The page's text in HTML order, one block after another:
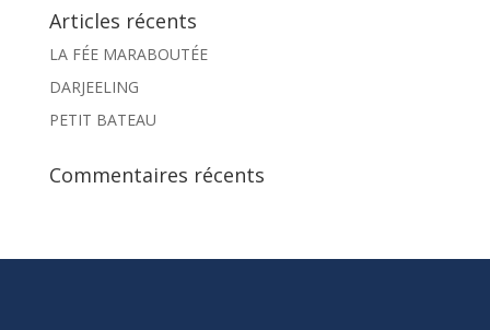
Articles récents
LA FÉE MARABOUTÉE
DARJEELING
PETIT BATEAU
Commentaires récents